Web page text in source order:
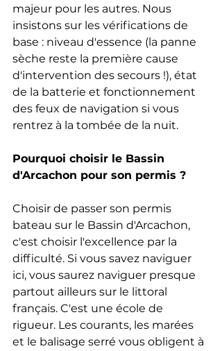
majeur pour les autres. Nous
insistons sur les vérifications de
base : niveau d'essence (la panne
sèche reste la première cause
d'intervention des secours !), état
de la batterie et fonctionnement
des feux de navigation si vous
rentrez à la tombée de la nuit.
Pourquoi choisir le Bassin
d'Arcachon pour son permis ?
Choisir de passer son permis
bateau sur le Bassin d'Arcachon,
c'est choisir l'excellence par la
difficulté. Si vous savez naviguer
ici, vous saurez naviguer presque
partout ailleurs sur le littoral
français. C'est une école de
rigueur. Les courants, les marées
et le balisage serré vous obligent à